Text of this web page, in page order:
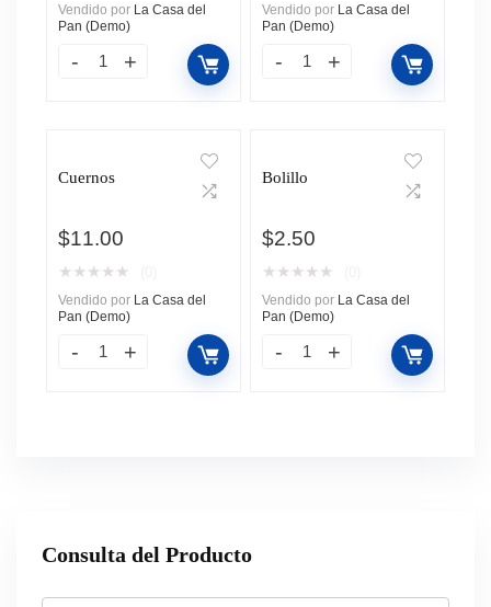
Vendido por La Casa del
Pan (Demo)
Vendido por La Casa del
Pan (Demo)
Cuernos
$11.00
★ ★ ★ ★ ★
Vendido por La Casa del
Pan (Demo)
Bolillo
$2.50
★ ★ ★ ★ ★
Vendido por La Casa del
Pan (Demo)
Consulta del Producto